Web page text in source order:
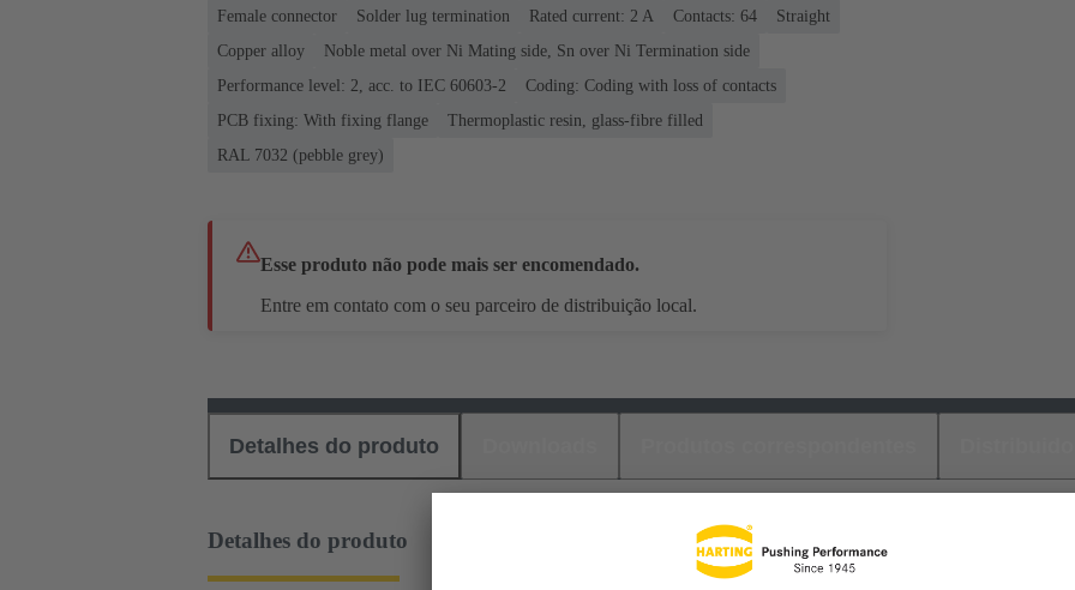
Female connector Solder lug termination Rated current: ‌2 A Contacts: 64
Straight
Copper alloy
Noble metal over Ni Mating side, Sn over Ni Termination side
Performance level: 2, acc. to IEC 60603-2
Coding: Coding with loss of contacts
PCB fixing: With fixing flange
Thermoplastic resin, glass-fibre filled
RAL 7032 (pebble grey)
Esse produto não pode mais ser encomendado.
Entre em contato com o seu parceiro de distribuição local.
Detalhes do produto
Detalhes do produto